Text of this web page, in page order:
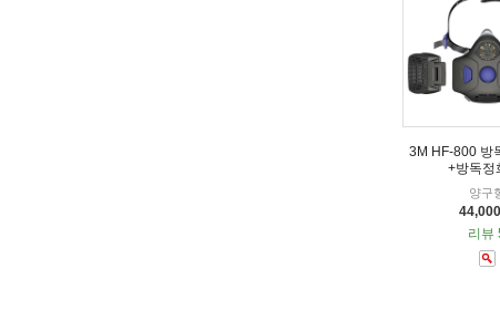
3M HF-800 방
+방독정
양구
리뷰